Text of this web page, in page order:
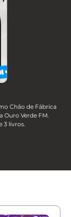
Chão de Fábrica
Ouro Verde FM.
3 livros.